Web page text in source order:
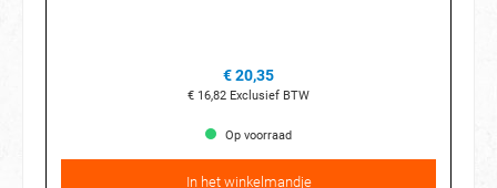
€ 20,35
€ 16,82 Exclusief BTW
Op voorraad
In het winkelmandje